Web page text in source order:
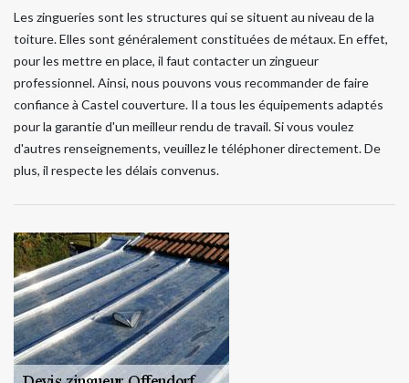
Les zingueries sont les structures qui se situent au niveau de la
toiture. Elles sont généralement constituées de métaux. En effet,
pour les mettre en place, il faut contacter un zingueur
professionnel. Ainsi, nous pouvons vous recommander de faire
confiance à Castel couverture. Il a tous les équipements adaptés
pour la garantie d'un meilleur rendu de travail. Si vous voulez
d'autres renseignements, veuillez le téléphoner directement. De
plus, il respecte les délais convenus.